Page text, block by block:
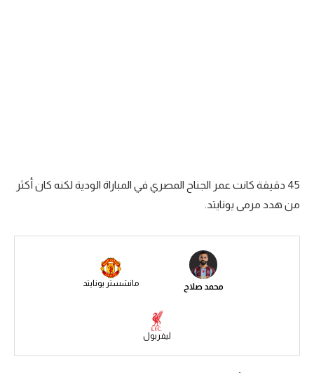
سعودي في الجول
الدوري الإنجليزي
أمم إفريقيا
45 دقيقة كانت عمر الجناح المصري في المباراة الودية لكنه كان أكثر
من هدد مرمى يونايتد.
محمد صلاح مانشستر يونايتد
ليفربول